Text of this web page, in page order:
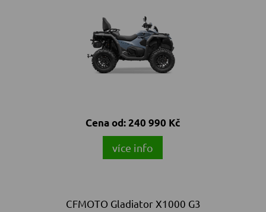
Cena od: 240 990 Kč
více info
CFMOTO Gladiator X1000 G3